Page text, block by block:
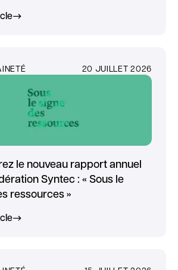
20 JUILLET 2026
le nouveau rapport annuel
Syntec : « Sous le
ressources »